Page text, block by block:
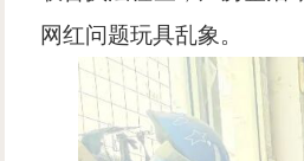
网红问题玩具乱象。